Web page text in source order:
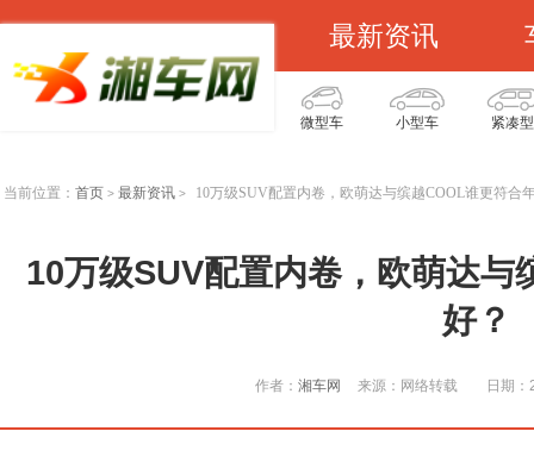
最新资讯
微型车 小型车 紧凑型
当前位置： 首页 > 最新资讯 > 10万级SUV配置内卷，欧萌达与缤越COOL谁更符合
10万级SUV配置内卷，欧萌达
好？
作者： 湘车网 来源：网络转载 日期